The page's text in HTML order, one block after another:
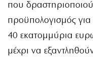
που
προϋπολογισμός για
40 εκατομμύρια
μέχρι να